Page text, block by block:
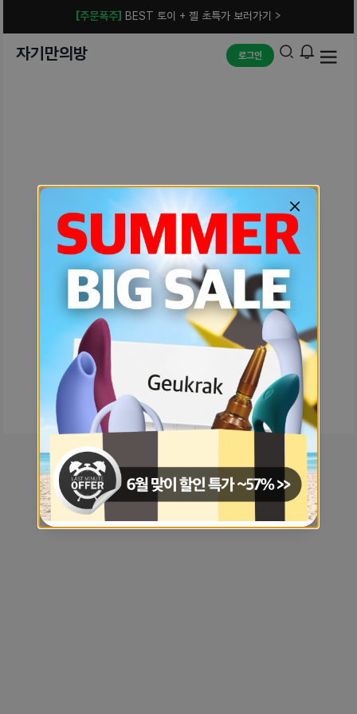
[주문폭주] BEST 토이 + 젤 초특가 보러가기 >
자기만의방 로그인
예상치 못한 에러입니다.